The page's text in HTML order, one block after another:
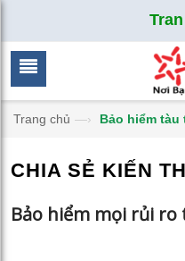
Trang chủ —› Bảo hiểm tàu
CHIA SẺ KIẾN
Bảo hiểm mọi rủi